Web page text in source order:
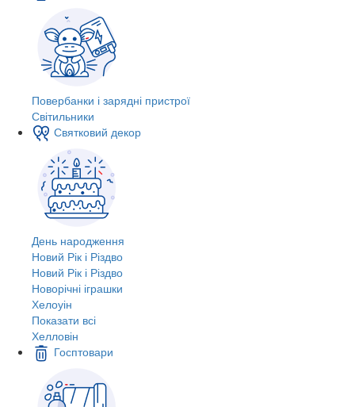
Повербанки і зарядні пристрої
Світильники
Святковий декор
День народження
Новий Рік і Різдво
Новий Рік і Різдво
Новорічні іграшки
Хелоуін
Показати всі
Хелловін
Госптовари